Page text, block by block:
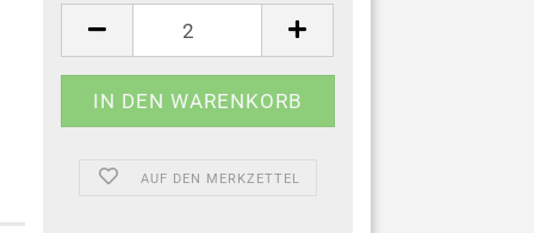
Stück
AUF DEN MERKZETTEL